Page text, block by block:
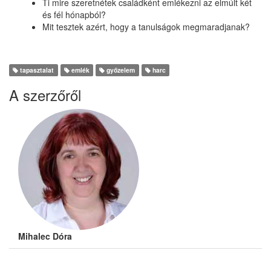
Ti mire szeretnétek családként emlékezni az elmúlt két
és fél hónapból?
Mit tesztek azért, hogy a tanulságok megmaradjanak?
tapasztalat emlék győzelem harc
A szerzőről